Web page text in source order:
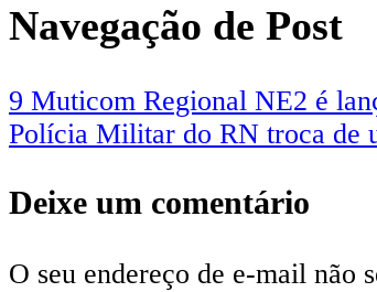
Navegação de Post
9 Muticom Regional NE2 é
Polícia Militar do RN troca de
Deixe um comentário
O seu endereço de e-mail não